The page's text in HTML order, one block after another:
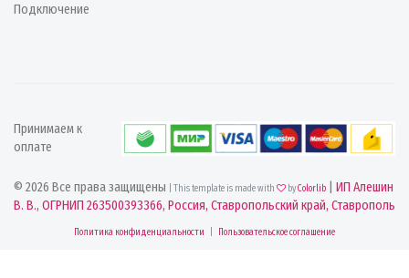
Подключение
Принимаем к
оплате
© 2026 Все права защищены | This template is made with byColorlib
ИП Алешин
В. В., ОГРНИП 263500393366, Россия, Ставропольский край, Ставрополь
Политика конфиденциальности Пользовательское соглашение